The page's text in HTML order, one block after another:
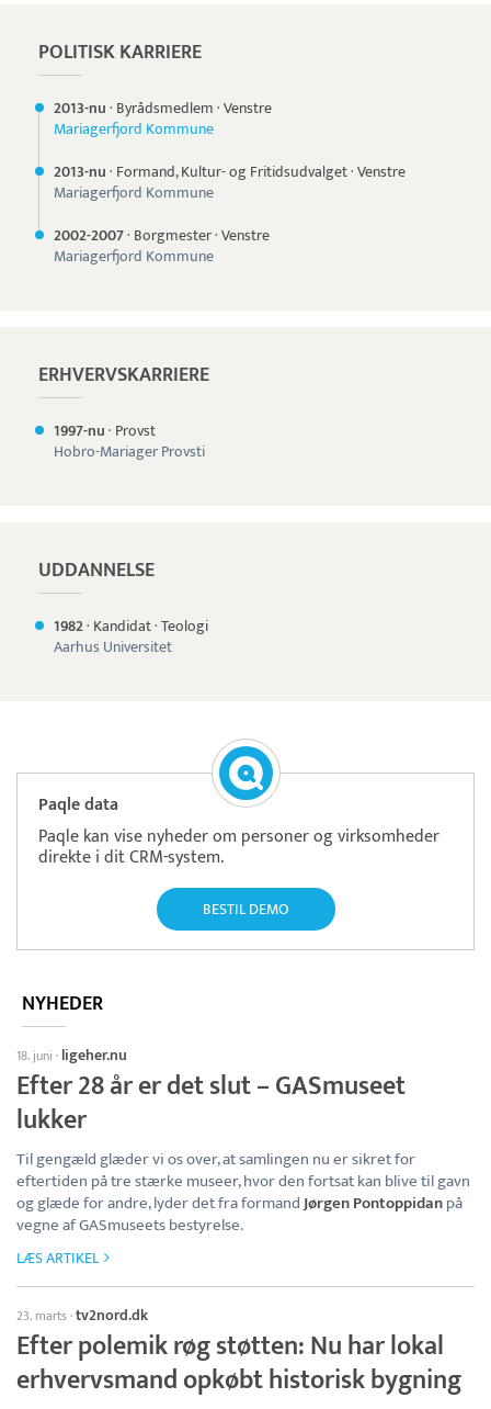
POLITISK KARRIERE
2013-nu· Byrådsmedlem·Venstre
Mariagerfjord Kommune
2013-nu· Formand, Kultur- og Fritidsudvalget·Venstre
Mariagerfjord Kommune
2002-2007· Borgmester·Venstre
Mariagerfjord Kommune
ERHVERVSKARRIERE
1997-nu· Provst
Hobro-Mariager Provsti
UDDANNELSE
1982· Kandidat·Teologi
Aarhus Universitet
Paqle data
Paqle kan vise nyheder om personer og virksomheder
direkte i dit CRM-system.
BESTIL DEMO
NYHEDER
18. juni · ligeher.nu
Efter 28 år er det slut – GASmuseet
lukker
Til gengæld glæder vi os over, at samlingen nu er sikret for
eftertiden på tre stærke museer, hvor den fortsat kan blive til gavn
og glæde for andre, lyder det fra formandJørgen Pontoppidanpå
vegne af GASmuseets bestyrelse.
LÆS ARTIKEL
23. marts·tv2nord.dk
Efter polemik røg støtten: Nu har lokal
erhvervsmand opkøbt historisk bygning